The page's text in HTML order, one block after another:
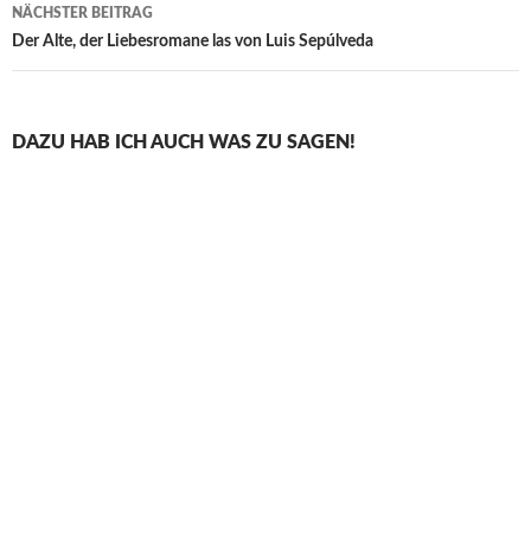
NÄCHSTER BEITRAG
Der Alte, der Liebesromane las von Luis Sepúlveda
DAZU HAB ICH AUCH WAS ZU SAGEN!